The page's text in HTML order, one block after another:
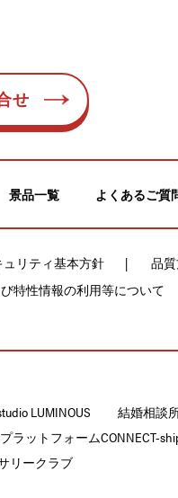
せ
景品一覧 よくあるご質
リティ基本方針 品
特性情報の利用等について
LUMINOUS
結婚相談
ラットフォームCONNECT-
リークラブ